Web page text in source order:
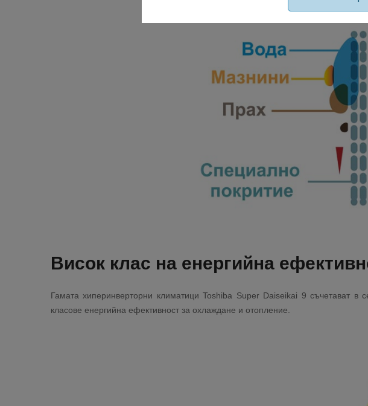
Висок клас на енергийна
Гамата хиперинверторни климатици Toshiba Super Daiseikai 9 съчетават в
класове енергийна ефективност за охлаждане и отопление.